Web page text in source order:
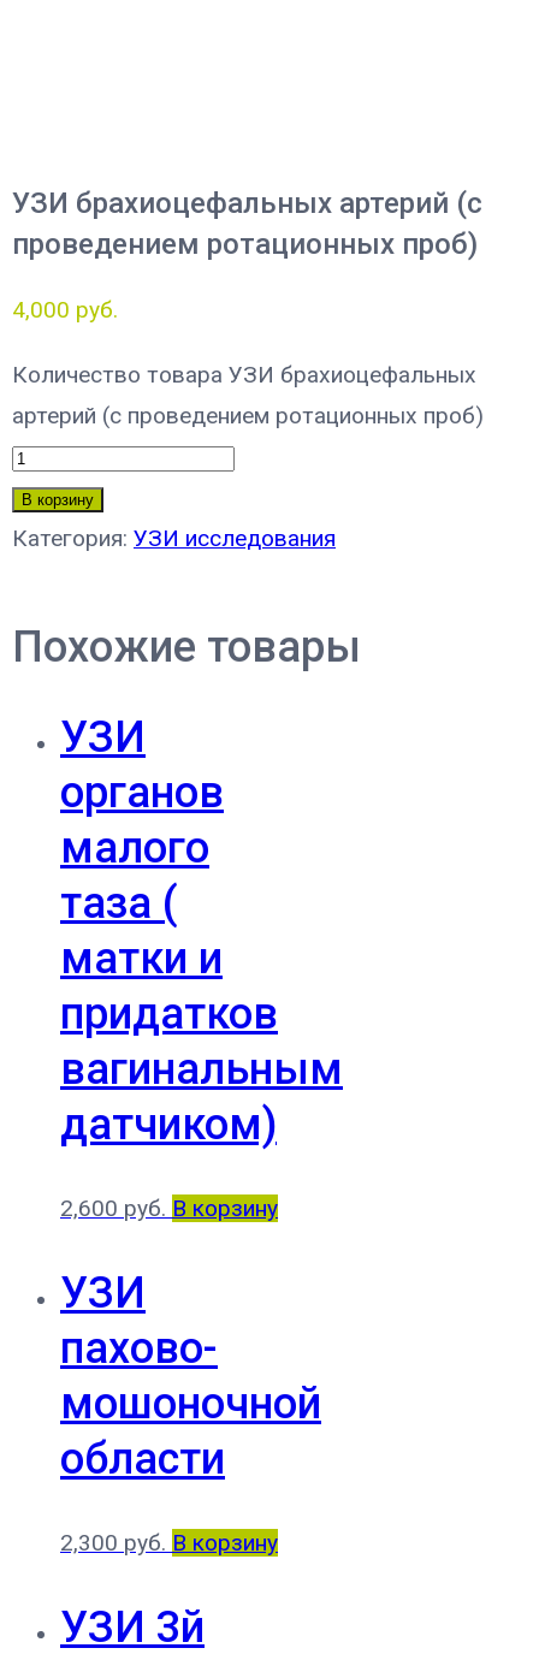
УЗИ брахиоцефальных артерий (с
проведением ротационных проб)
4,000 руб.
Количество товара УЗИ брахиоцефальных
артерий (с проведением ротационных проб)
В корзину
Категория: УЗИ исследования
Похожие товары
УЗИ
органов
малого
таза (
матки и
придатков
вагинальным
датчиком)
2,600 руб. В корзину
УЗИ
пахово-
мошоночной
области
2,300 руб. В корзину
УЗИ 3й